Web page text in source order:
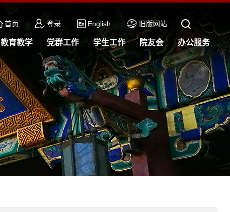
首页 登录 English 旧版网站
教育教学 党群工作 学生工作 院友会 办公服务